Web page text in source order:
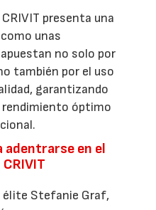
presenta una
unas
no solo por
también por el uso
garantizando
rendimiento óptimo
adentrarse en el
élite Stefanie Graf,